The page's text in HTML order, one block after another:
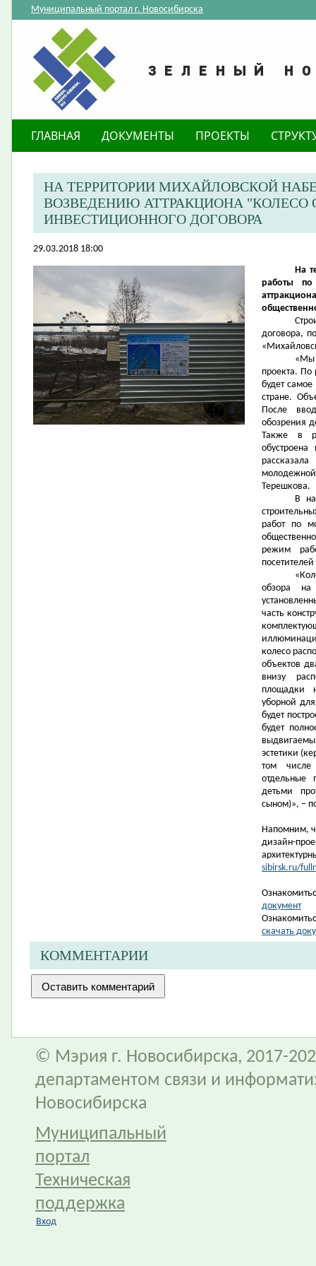
Муниципальный портал г. Новосибирска
ГЛАВНАЯ ДОКУМЕНТЫ ПРОЕКТЫ
НА ТЕРРИТОРИИ МИХАЙЛОВСКОЙ
ВОЗВЕДЕНИЮ АТТРАКЦИОНА "КОЛЕСО
ИНВЕСТИЦИОННОГО ДОГОВОРА
29.03.2018 18:00
На
работы по
договора,
«Мы
проекта. По
будет
стране.
После
обозрения
Также в
Терешкова.
В
работ по
режим
обзора
часть
колесо
объектов
внизу
площадки
уборной
будет
будет
эстетики
том числе
отдельные
детьми
сыном)», –
Напомним,
дизайн-
sibirsk.ru/
документ
скачать
КОММЕНТАРИИ
© Мэрия г. Новосибирска, 2017-
департаментом связи и
Новосибирска
Муниципальный
портал
Техническая
поддержка
Вход